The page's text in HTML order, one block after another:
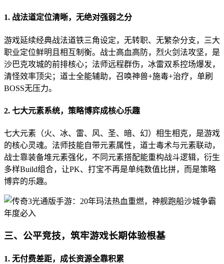
1. 战法道定位清晰，无绝对强弱之分
游戏延续经典战法道铁三角设定，无转职、无繁杂分支，三大
职业定位鲜明且相互制衡。战士高血高防，烈火剑法攻坚，是
沙巴克攻城的前排核心；法师远程群伤，冰雷双系控场爆发，
清怪效率顶尖；道士全能辅助，召唤神兽+施毒+治疗，单刷
BOSS无压力。
2. 七大元素系统，策略博弈成核心乐趣
七大元素（火、冰、雷、风、圣、暗、幻）相生相克，是游戏
的核心灵魂。法师技能自带元素属性，道士毒术与元素联动，
战士靠装备堆元素强化，不同元素搭配能重构战斗逻辑，衍生
多样Build组合，让PK、打宝不再是单纯数值比拼，而是策略
博弈的乐趣。
三、公平竞技，筑牢游戏长期体验根基
1. 无付费差距，成长资源全靠积累